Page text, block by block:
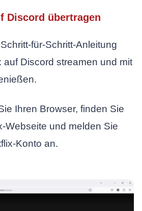
Discord übertragen
für-Schritt-Anleitung
auf Discord streamen und mit
Ihren Browser, finden Sie
Webseite und melden Sie
Konto an.